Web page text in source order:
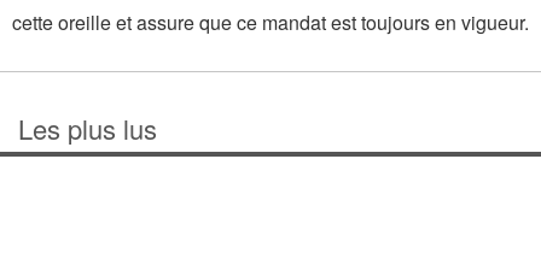
cette oreille et assure que ce mandat est toujours en vigueur.
Les plus lus